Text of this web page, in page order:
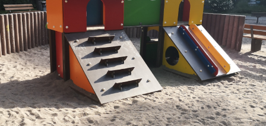
App
Blog
Partner
Kontakt